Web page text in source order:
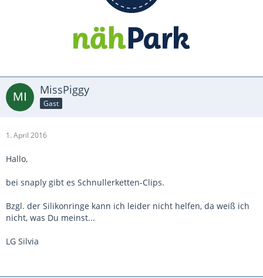
MissPiggy
Gast
1. April 2016
Hallo,
bei snaply gibt es Schnullerketten-Clips.
Bzgl. der Silikonringe kann ich leider nicht helfen, da weiß ich
nicht, was Du meinst...
LG Silvia